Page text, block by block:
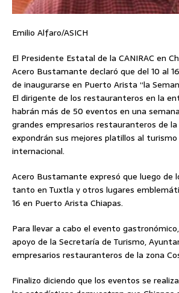
Emilio Alfaro/ASICH
El Presidente Estatal de la CANIRAC en
Acero Bustamante declaró que del 10 al
de inaugurarse en Puerto Arista “la
El dirigente de los restauranteros en la
habrán más de 50 eventos en una
grandes empresarios restauranteros de
expondrán sus mejores platillos al turismo
internacional.
Acero Bustamante expresó que luego de
tanto en Tuxtla y otros lugares
16 en Puerto Arista Chiapas.
Para llevar a cabo el evento
apoyo de la Secretaría de Turismo,
empresarios restauranteros de la zona
Finalizo diciendo que los eventos se